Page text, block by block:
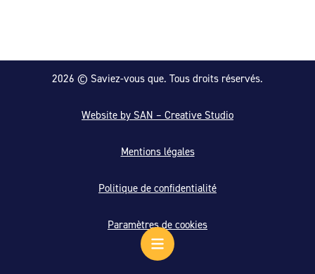
2026 © Saviez-vous que. Tous droits réservés.
Website by SAN – Creative Studio
Mentions légales
Politique de confidentialité
Paramètres de cookies